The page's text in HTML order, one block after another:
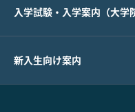
入学試験・入学案内（大学
新入生向け案内